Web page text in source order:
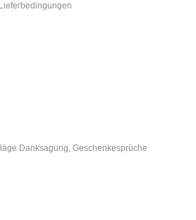
Danksagung, Geschenkesprüche